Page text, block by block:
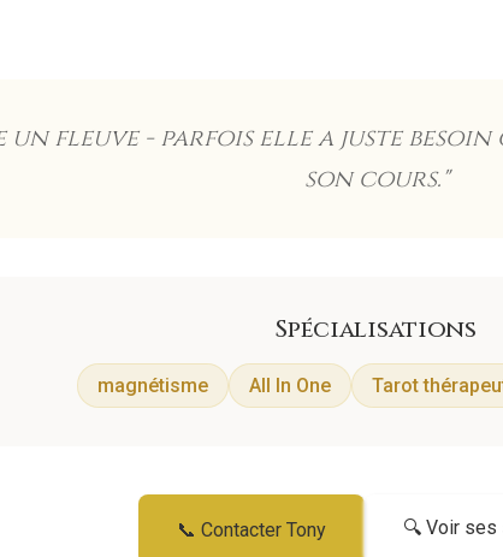
un fleuve - parfois elle a juste
son cours."
Spécialisations
magnétisme All In One Tarot
📞 Contacter Tony 🔍 Voir